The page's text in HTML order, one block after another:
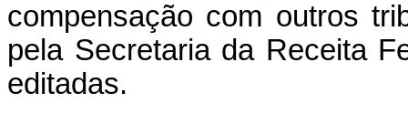
compensação com outros
pela Secretaria da Receita
editadas.